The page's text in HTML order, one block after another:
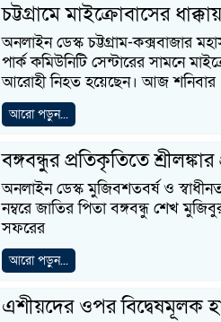
চট্টগ্রামে মাইক্রোবাসের
অনলাইন ডেস্ক চট্টগ্রাম-কক্সবাজার
পার্ক কমিউনিটি সেন্টারের সামনে
আরোহী নিহত হয়েছেন। আজ শনিবার
আরো পড়ুন...
বঙ্গবন্ধুর প্রতিকৃতিতে শ্রীলঙ্কার
অনলাইন ডেস্ক মুজিবশতবর্ষ ও
নম্বরে জাতির পিতা বঙ্গবন্ধু শেখ
সফরের
আরো পড়ুন...
এশীয়দের ওপর বিদ্বেষমূলক